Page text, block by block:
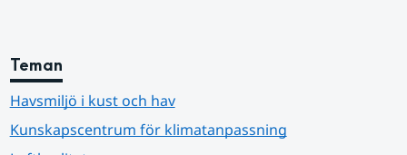
Teman
Havsmiljö i kust och hav
Kunskapscentrum för klimatanpassning